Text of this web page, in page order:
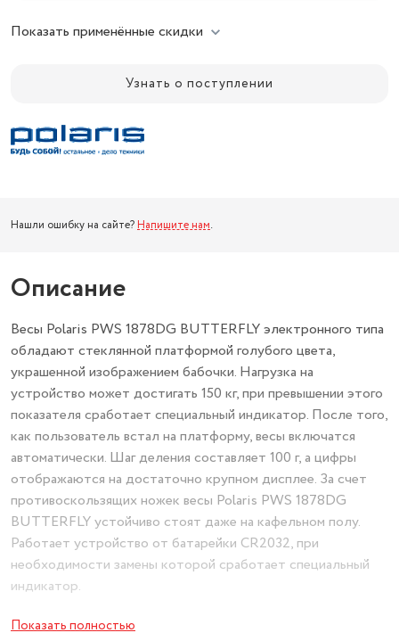
Показать применённые скидки
Узнать о поступлении
Нашли ошибку на сайте? Напишите нам.
Описание
Весы Polaris PWS 1878DG BUTTERFLY электронного типа
обладают стеклянной платформой голубого цвета,
украшенной изображением бабочки. Нагрузка на
устройство может достигать 150 кг, при превышении этого
показателя сработает специальный индикатор. После того,
как пользователь встал на платформу, весы включатся
автоматически. Шаг деления составляет 100 г, а цифры
отображаются на достаточно крупном дисплее. За счет
противоскользящих ножек весы Polaris PWS 1878DG
BUTTERFLY устойчиво стоят даже на кафельном полу.
Работает устройство от батарейки CR2032, при
необходимости замены которой сработает специальный
индикатор.
Максимальный вес: 180 кг.
Показать полностью